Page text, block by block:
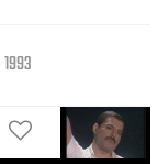
1993